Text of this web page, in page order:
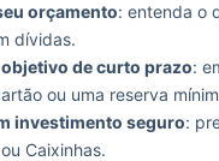
orçamento: entenda o
dívidas.
de curto prazo:
ou uma reserva
investimento seguro:
Caixinhas.